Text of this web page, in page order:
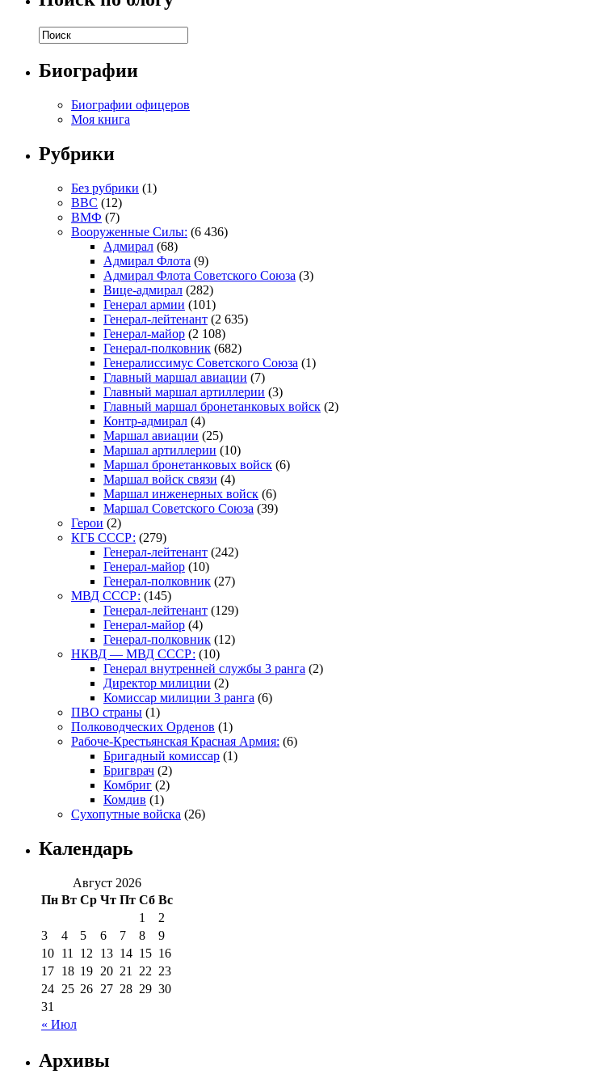
Биографии
Биографии офицеров
Моя книга
Рубрики
Без рубрики (1)
ВВС (12)
ВМФ (7)
Вооруженные Силы: (6 436)
Адмирал (68)
Адмирал Флота (9)
Адмирал Флота Советского Союза (3)
Вице-адмирал (282)
Генерал армии (101)
Генерал-лейтенант (2 635)
Генерал-майор (2 108)
Генерал-полковник (682)
Генералиссимус Советского Союза (1)
Главный маршал авиации (7)
Главный маршал артиллерии (3)
Главный маршал бронетанковых войск (2)
Контр-адмирал (4)
Маршал авиации (25)
Маршал артиллерии (10)
Маршал бронетанковых войск (6)
Маршал войск связи (4)
Маршал инженерных войск (6)
Маршал Советского Союза (39)
Герои (2)
КГБ СССР: (279)
Генерал-лейтенант (242)
Генерал-майор (10)
Генерал-полковник (27)
МВД СССР: (145)
Генерал-лейтенант (129)
Генерал-майор (4)
Генерал-полковник (12)
НКВД — МВД СССР: (10)
Генерал внутренней службы 3 ранга (2)
Директор милиции (2)
Комиссар милиции 3 ранга (6)
ПВО страны (1)
Полководческих Орденов (1)
Рабоче-Крестьянская Красная Армия: (6)
Бригадный комиссар (1)
Бригврач (2)
Комбриг (2)
Комдив (1)
Сухопутные войска (26)
Календарь
Август 2026
Пн Вт Ср Чт Пт Сб Вс
« Июл
1
2
3
4 5 6 7 8
9
10 11 12 13 14 15 16
17 18 19 20 21 22 23
24 25 26 27 28 29 30
31
Архивы